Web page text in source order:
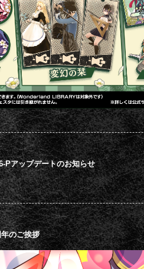
Pアップデートのお知らせ
のご挨拶